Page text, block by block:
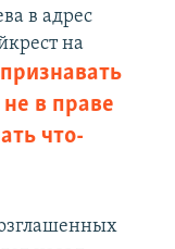
в адрес
в праве
что-
крест на